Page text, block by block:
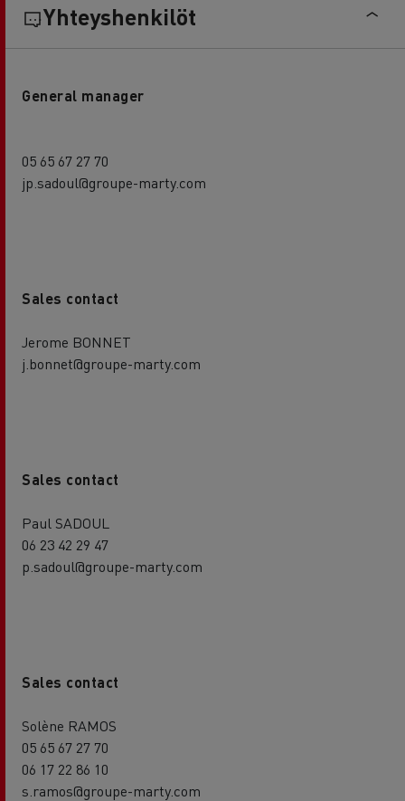
Yhteyshenkilöt
General manager
05 65 67 27 70
jp.sadoul@groupe-marty.com
Sales contact
Jerome BONNET
j.bonnet@groupe-marty.com
Sales contact
Paul SADOUL
06 23 42 29 47
p.sadoul@groupe-marty.com
Sales contact
Solène RAMOS
05 65 67 27 70
06 17 22 86 10
s.ramos@groupe-marty.com